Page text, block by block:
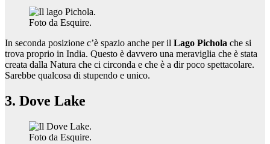
Foto da Esquire.
In seconda posizione c’è spazio anche per il Lago Pichola che si
trova proprio in India. Questo è davvero una meraviglia che è stata
creata dalla Natura che ci circonda e che è a dir poco spettacolare.
Sarebbe qualcosa di stupendo e unico.
3. Dove Lake
Foto da Esquire.